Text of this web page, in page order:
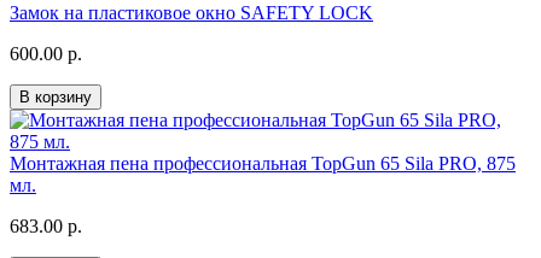
Замок на пластиковое окно SAFETY LOCK
600.00 р.
В корзину
Монтажная пена профессиональная TopGun 65 Sila PRO, 875
мл.
683.00 р.